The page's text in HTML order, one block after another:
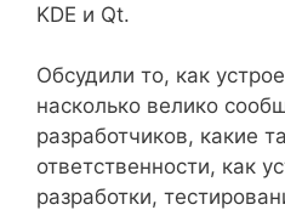
KDE и Qt.
Обсудили то, как
насколько велико
разработчиков, какие
ответственности, как
разработки,